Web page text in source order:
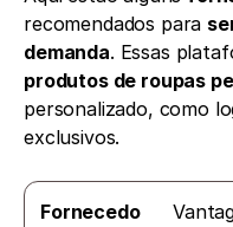
recomendados para
demanda
produtos de roupas
personalizado, como
exclusivos.
Fornecedo